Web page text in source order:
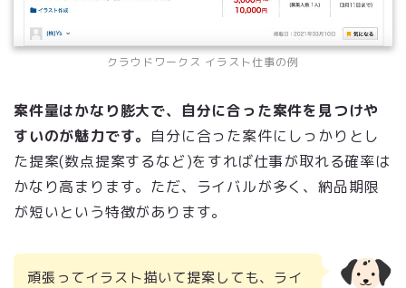
クラウドワークス イラスト仕事の例
案件量はかなり膨大で、自分に合った案件を見つけや
すいのが魅力です。 自分に合った案件にしっかりとし
た提案(数点提案するなど)をすれば仕事が取れる確率は
かなり高まります。ただ、ライバルが多く、納品期限
が短いという特徴があります。
頑張ってイラスト描いて提案しても、ライ